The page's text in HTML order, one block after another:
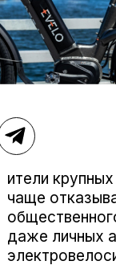
ители
чаще
даже личных